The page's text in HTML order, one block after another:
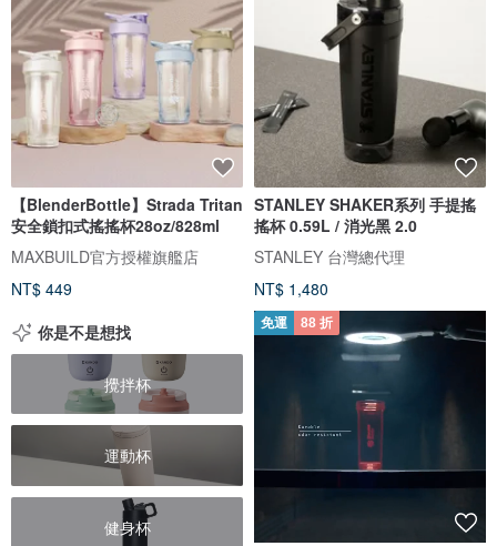
【BlenderBottle】Strada Tritan
安全鎖扣式搖搖杯28oz/828ml
MAXBUILD官方授權旗艦店
NT$ 449
STANLEY SHAKER系列 手提搖
搖杯 0.59L / 消光黑 2.0
STANLEY 台灣總代理
NT$ 1,480
你是不是想找
攪拌杯
運動杯
健身杯
免運 88 折